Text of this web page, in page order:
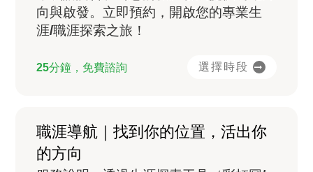
向與啟發。立即預約，開啟您的專業生
涯/職涯探索之旅！
25分鐘，免費諮詢 選擇時段
職涯導航｜找到你的位置，活出你
的方向